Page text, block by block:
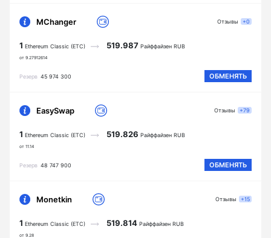
MChanger
1 Ethereum Classic (ETC)
от 9.27912614
519.987 Райффайзен RUB
Резерв 45 974 300 ОБМЕНЯТЬ
Отзывы +0
EasySwap
1 Ethereum Classic (ETC)
от 11.14
519.826 Райффайзен RUB
Резерв 48 747 900 ОБМЕНЯТЬ
Отзывы +79
Monetkin
1 Ethereum Classic (ETC)
от 9.28
519.814 Райффайзен RUB
Отзывы +15